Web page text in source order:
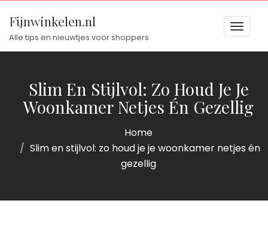
Fijnwinkelen.nl
Alle tips en nieuwtjes voor shoppers
Toggle
Slim En Stijlvol: Zo Houd Je Je
Woonkamer Netjes Én Gezellig
Home
Slim en stijlvol: zo houd je je woonkamer netjes én
gezellig